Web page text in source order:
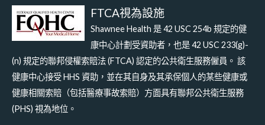
FTCA視為設施
Shawnee Health 是 42 USC 254b 規定的健
康中心計劃受資助者，也是 42 USC 233(g)-
(n) 規定的聯邦侵權索賠法 (FTCA) 認定的公共衛生服務僱員。 該
健康中心接受 HHS 資助，並在其自身及其承保個人的某些健康或
健康相關索賠（包括醫療事故索賠）方面具有聯邦公共衛生服務
(PHS) 視為地位。